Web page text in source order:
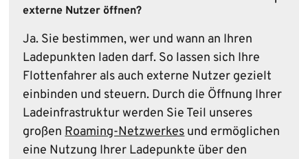
externe Nutzer öffnen?
Ja. Sie bestimmen, wer und wann an Ihren
Ladepunkten laden darf. So lassen sich Ihre
Flottenfahrer als auch externe Nutzer gezielt
einbinden und steuern. Durch die Öffnung Ihrer
Ladeinfrastruktur werden Sie Teil unseres
großenRoaming-Netzwerkesund ermöglichen
eine Nutzung Ihrer Ladepunkte über den